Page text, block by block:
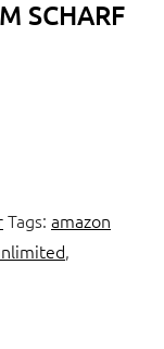
SCHARF
Tags: amazon
,